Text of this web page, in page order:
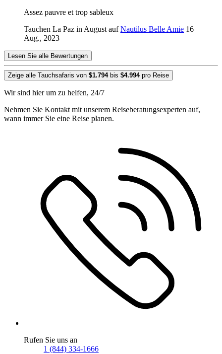
Assez pauvre et trop sableux
Tauchen La Paz in August aufNautilus Belle Amie 16
Aug., 2023
Lesen Sie alle Bewertungen
Zeige alle Tauchsafaris von $1.794bis $4.994pro Reise
Wir sind hier um zu helfen, 24/7
Nehmen Sie Kontakt mit unserem Reiseberatungsexperten auf,
wann immer Sie eine Reise planen.
Rufen Sie uns an
1 (844) 334-1666